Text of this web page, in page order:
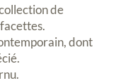
de
dont